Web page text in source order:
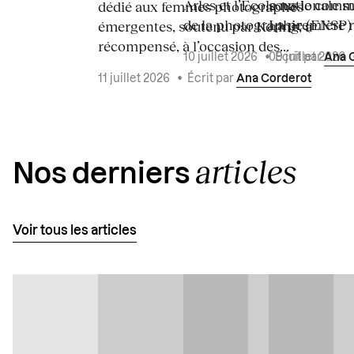
dédié aux femmes photographes
émergentes, soutenu par Kering, a
récompensé, à l’occasion des...
11 juillet 2026 • Écrit par Ana Corderot
Arles et l’École nationale
de la photographie (ENSP)
10 juillet 2026 •Écrit parAna
sous le
La première
09 juillet 2026
Nos derniers articles
Voir tous les articles